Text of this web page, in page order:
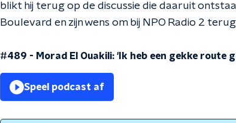
blikt hij terug op de discussie die daaruit
Boulevard en zijn wens om bij NPO Radio 2
#489 - Morad El Ouakili: 'Ik heb een gekke route
Speel podcast af